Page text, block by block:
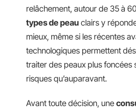
relâchement, autour de 35 à
types de peau clairs y
mieux, même si les récentes
technologiques permettent
traiter des peaux plus foncées
risques qu’auparavant.
Avant toute décision, une